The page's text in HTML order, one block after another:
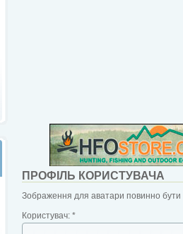
ПРОФІЛЬ КОРИСТУВАЧА
Зображення для аватари повинно бути
Користувач: *